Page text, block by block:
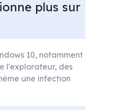
plus sur
10, notamment
l'explorateur, des
une infection